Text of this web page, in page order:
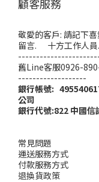
顧客服務
敬愛的客戶: 請記下
留言. 十方工作人員.
舊Line客服
-------------------
銀行帳號:
公司
銀行代號:822 中國信
常見問題
運送服務方式
付款服務方式
退換貨政策